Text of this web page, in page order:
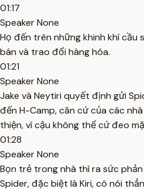
01:17
Speaker None
Họ đến trên những khinh khí cầu
bán và trao đổi hàng hóa.
01:21
Speaker None
Jake và Neytiri quyết định gửi
đến H-Camp, căn cứ của các
thiện, vì cậu không thể cứ đeo
01:28
Speaker None
Bọn trẻ trong nhà thì ra sức
Spider, đặc biệt là Kiri, cô nói